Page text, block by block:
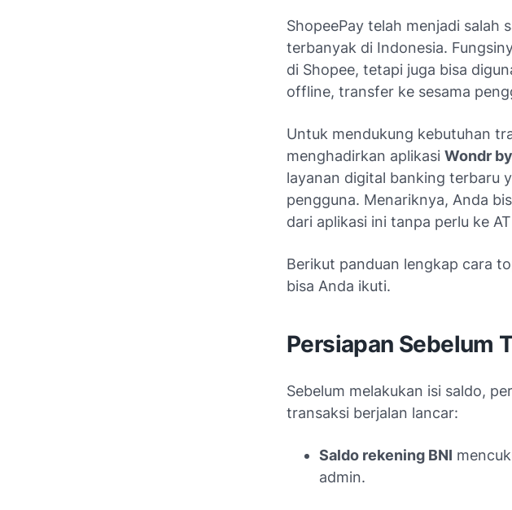
ShopeePay telah menjadi salah
terbanyak di Indonesia.
di Shopee, tetapi juga bisa
offline, transfer ke sesama
Untuk mendukung kebutuhan
menghadirkan aplikasi Wondr
layanan digital banking terbaru
pengguna. Menariknya, Anda
dari aplikasi ini tanpa perlu ke
Berikut panduan lengkap cara
bisa Anda ikuti.
Persiapan Sebelum
Sebelum melakukan isi saldo,
transaksi berjalan lancar:
Saldo rekening BNI
admin.